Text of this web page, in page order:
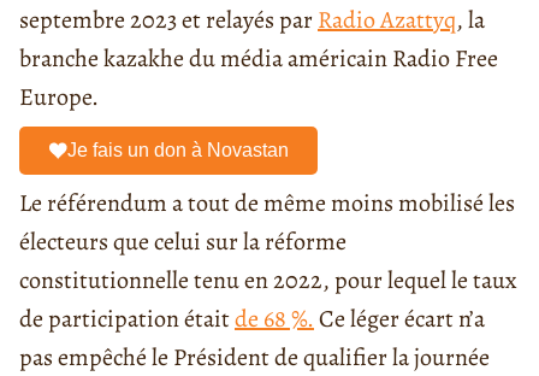
septembre 2023 et relayés parRadio Azattyq, la
branche kazakhe du média américain Radio Free
Europe.
Je fais un don à Novastan
Le référendum a tout de même moins mobilisé les
électeurs que celui sur la réforme
constitutionnelle tenu en 2022, pour lequel le taux
de participation étaitde 68 %.Ce léger écart n’a
pas empêché le Président de qualifier la journée